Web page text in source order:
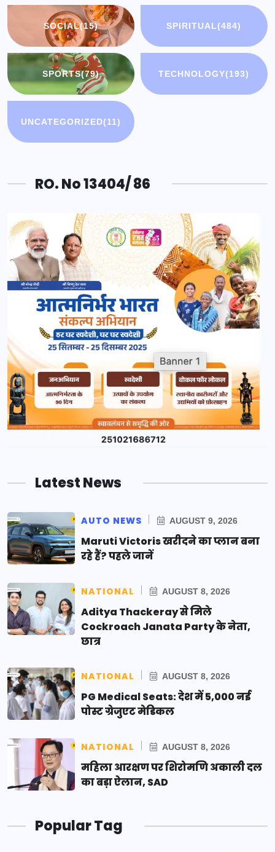
SOCIAL(15) SPIRITUAL(484)
SPORTS(79) TECHNOLOGY(193)
UNCATEGORIZED(11)
RO. No 13404/ 86
Latest News
AUTO NEWS AUGUST 9, 2026
Maruti Victoris खरीदने का प्लान बना
रहे हैं? पहले जानें
NATIONAL AUGUST 8, 2026
Aditya Thackeray से मिले
Cockroach Janata Party के नेता,
छात्र
NATIONAL AUGUST 8, 2026
PG Medical Seats: देश में 5,000 नई
पोस्ट ग्रेजुएट मेडिकल
NATIONAL AUGUST 8, 2026
महिला आरक्षण पर शिरोमणि अकाली दल
का बड़ा ऐलान, SAD
Popular Tag